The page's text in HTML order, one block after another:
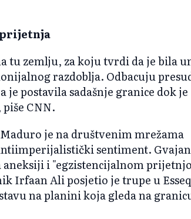
prijetnja
tu zemlju, za koju tvrdi da je bila
razdoblja. Odbacuju
postavila sadašnje granice dok je
CNN.
je na društvenim mrežama
sentiment.
i "egzistencijalnom
Irfaan Ali posjetio je trupe u
na planini koja gleda na